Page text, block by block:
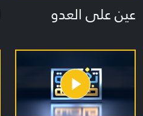
عين على العدو